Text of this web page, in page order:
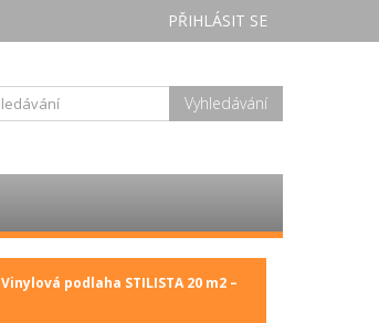
PŘIHLÁSIT SE
Vyhledávání
Vinylová podlaha STILISTA 20 m2 –